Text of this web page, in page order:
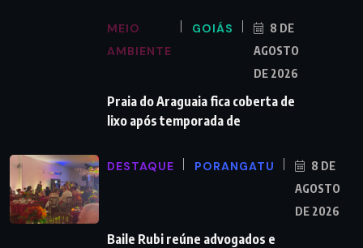
MEIO
AMBIENTE
GOIÁS
8 DE
AGOSTO
DE 2026
Praia do Araguaia fica coberta de
lixo após temporada de
DESTAQUE PORANGATU
8 DE
AGOSTO
DE 2026
Baile Rubi reúne advogados e